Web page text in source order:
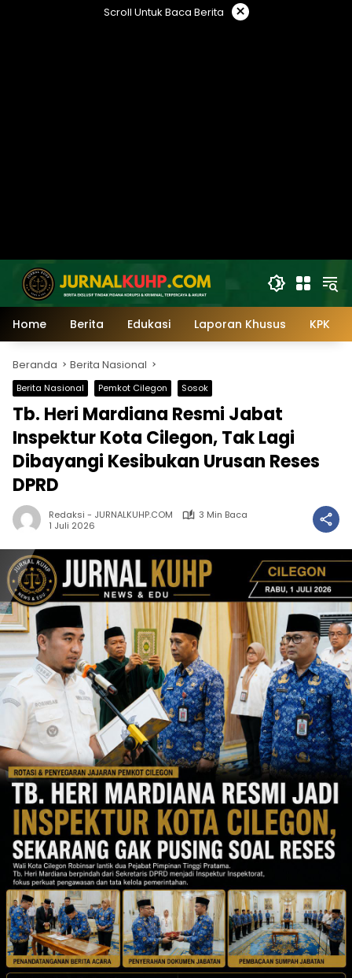
Scroll Untuk Baca Berita ×
Home Berita Edukasi Laporan Khusus KPK
Beranda Berita Nasional
Berita Nasional Pemkot Cilegon Sosok
Tb. Heri Mardiana Resmi Jabat
Inspektur Kota Cilegon, Tak Lagi
Dibayangi Kesibukan Urusan Reses
DPRD
Redaksi - JURNALKUHP.COM
3 Min Baca
1 Juli 2026